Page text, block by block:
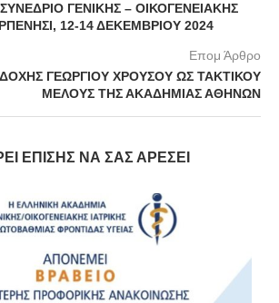
ΓΕΝΙΚΗΣ – ΟΙΚΟΓΕΝΕΙΑΚΗΣ
12-14 ΔΕΚΕΜΒΡΙΟΥ 2024
Επομ Άρθρο
ΓΕΩΡΓΙΟΥ ΧΡΟΥΣΟΥ ΩΣ ΤΑΚΤΙΚΟΥ
ΜΕΛΟΥΣ ΤΗΣ ΑΚΑΔΗΜΙΑΣ ΑΘΗΝΩΝ
ΕΠΊΣΗΣ ΝΑ ΣΑΣ ΑΡΈΣΕΙ